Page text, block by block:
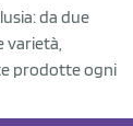
da due
varietà,
prodotte ogni